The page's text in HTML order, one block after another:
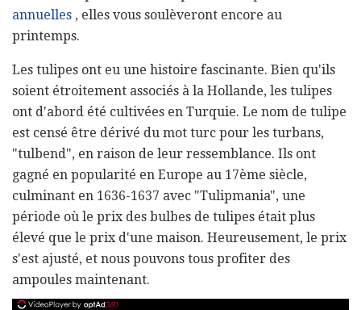
annuelles , elles vous soulèveront encore au
printemps.
Les tulipes ont eu une histoire fascinante. Bien qu'ils
soient étroitement associés à la Hollande, les tulipes
ont d'abord été cultivées en Turquie. Le nom de tulipe
est censé être dérivé du mot turc pour les turbans,
"tulbend", en raison de leur ressemblance. Ils ont
gagné en popularité en Europe au 17ème siècle,
culminant en 1636-1637 avec "Tulipmania", une
période où le prix des bulbes de tulipes était plus
élevé que le prix d'une maison. Heureusement, le prix
s'est ajusté, et nous pouvons tous profiter des
ampoules maintenant.